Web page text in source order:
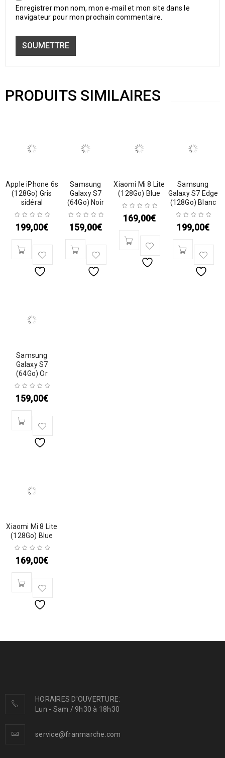
Enregistrer mon nom, mon e-mail et mon site dans le
navigateur pour mon prochain commentaire.
PRODUITS SIMILAIRES
Apple iPhone 6s
(128Go) Gris
sidéral
199,00€
Samsung
Galaxy S7
(64Go) Noir
159,00€
Xiaomi Mi 8 Lite
(128Go) Blue
169,00€
Samsung
Galaxy S7 Edge
(128Go) Blanc
199,00€
Samsung
Galaxy S7
(64Go) Or
159,00€
Xiaomi Mi 8 Lite
(128Go) Blue
169,00€
HORAIRES D'OUVERTURE:
Lun - Sam / 9h30 à 18h30
service@franmarche.com